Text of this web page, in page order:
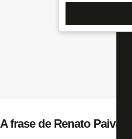
A frase de Renato Paiva